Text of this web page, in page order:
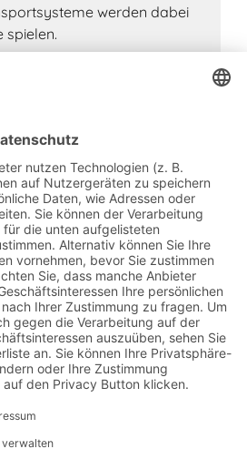
werden dabei
spielen.
Newsletter